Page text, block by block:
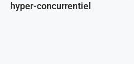
hyper-concurrentiel